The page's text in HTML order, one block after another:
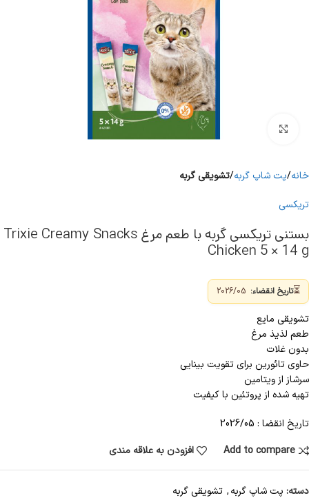
برای بزرگنمایی کلیک کنید
خانه پت شاپ گربه تشویقی گربه
تریکسی
بستنی تریکسی گربه با طعم مرغ Trixie Creamy Snacks
Chicken 5 × 14 g
⏳تاریخ انقضاء:
تشویقی مایع
طعم لذیذ مرغ
بدون غلات
حاوی تائورین برای تقویت بینایی
سرشاز از ویتامین
تهیه شده از پروتئین با کیفیت
تاریخ انقضا : 2026/05
Add to compare
افزودن به علاقه مندی
دسته: پت شاپ گربه, تشویقی گربه